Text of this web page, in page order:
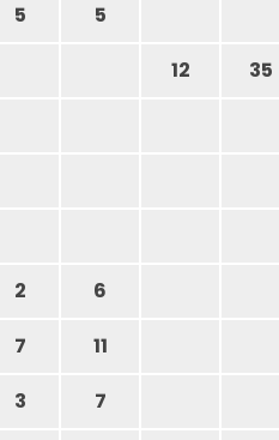
5 5
12 35
2 6
7 11
3 7